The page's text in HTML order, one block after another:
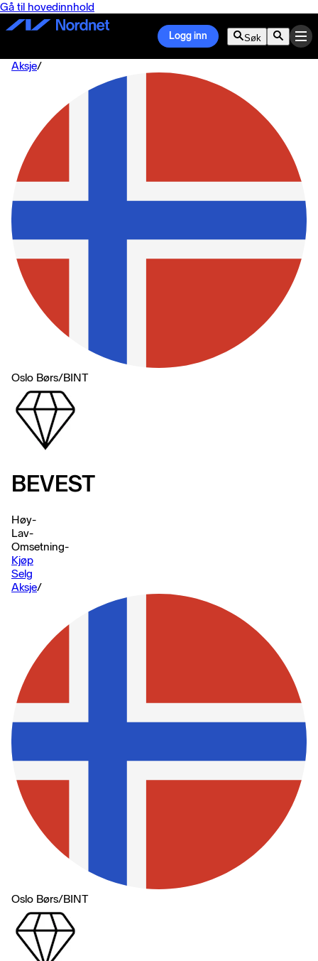
Gå til hovedinnhold
Logg inn Søk
Aksje/
Oslo Børs/BINT
BEVEST
Høy-
Lav-
Omsetning-
Kjøp
Selg
Aksje/
Oslo Børs/BINT